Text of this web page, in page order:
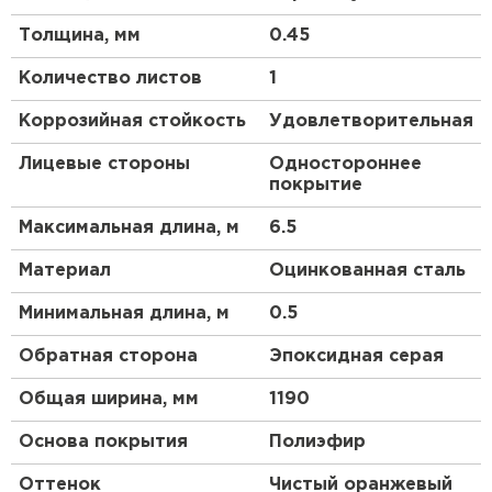
механических повреждений изделия, покрытые
Полиэстером, будут сохранять свой изначальный
вид долгие годы. В целом, это универсальный,
простой, доступный материал, долговечность
которого подтверждена тестами эксперта в
сфере металлургии — Национальным
Металлочерепица отличается долгим сроком
эксплуатации.
Вы можете выбрать оптимальный оттенок для
вашего объекта строительства.
Этот кровельный материал пожаробезопасен.
Сталь 0.4 мм (с учётом металла, цинкового и
защитно-декоративного покрытия) оберегает
кровлю от механических повреждений.
Оптимальное сочетание качества и цены —
Толщина, мм 0.45
Количество листов 1
Коррозийная стойкость Удовлетворительная
Лицевые стороны
Одностороннее
покрытие
Максимальная длина, м 6.5
Материал Оцинкованная сталь
Минимальная длина, м 0.5
Обратная сторона Эпоксидная серая
Общая ширина, мм 1190
Основа покрытия Полиэфир
Оттенок Чистый оранжевый